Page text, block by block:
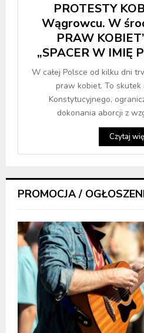
PROTESTY
Wągrowcu. W
PRAW
„SPACER W IMIĘ
W całej Polsce od kilku dni
praw kobiet. To skutek
Konstytucyjnego,
dokonania aborcji z
Czytaj
PROMOCJA /